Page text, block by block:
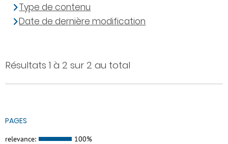
Résultats 1 à 2 sur 2 au total
PAGES
relevance: 100%
Type de contenu
Date de dernière modification